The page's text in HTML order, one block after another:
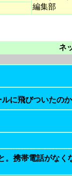
編集部
ネ
に飛びついたの
。携帯電話がなく